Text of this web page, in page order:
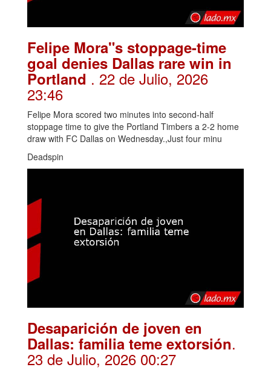
Felipe Mora"s stoppage-time
goal denies Dallas rare win in
Portland . 22 de Julio, 2026
23:46
Felipe Mora scored two minutes into second-half
stoppage time to give the Portland Timbers a 2-2 home
draw with FC Dallas on Wednesday.,Just four minu
Deadspin
Desaparición de joven en
Dallas: familia teme extorsión.
23 de Julio, 2026 00:27